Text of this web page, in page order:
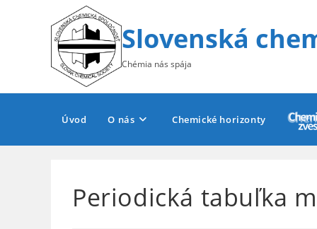
Slovenská
Chémia nás spája
Úvod O nás Chemické horizonty
Periodická tabuľka